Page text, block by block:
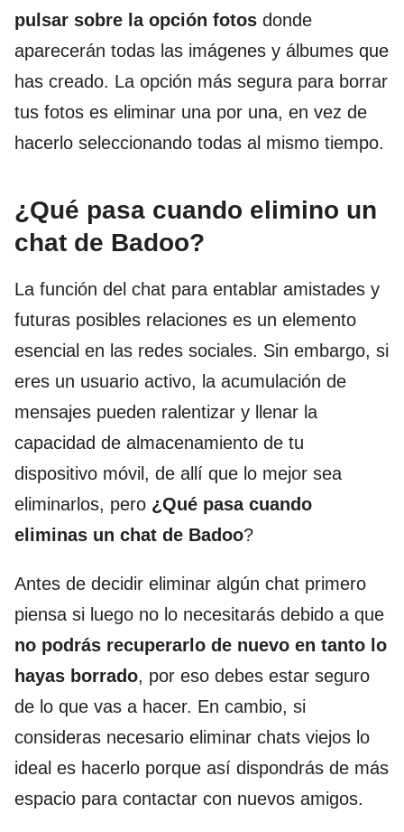
pulsar sobre la opción fotos donde
aparecerán todas las imágenes y álbumes que
has creado. La opción más segura para borrar
tus fotos es eliminar una por una, en vez de
hacerlo seleccionando todas al mismo tiempo.
¿Qué pasa cuando elimino un
chat de Badoo?
La función del chat para entablar amistades y
futuras posibles relaciones es un elemento
esencial en las redes sociales. Sin embargo, si
eres un usuario activo, la acumulación de
mensajes pueden ralentizar y llenar la
capacidad de almacenamiento de tu
dispositivo móvil, de allí que lo mejor sea
eliminarlos, pero ¿Qué pasa cuando
eliminas un chat de Badoo?
Antes de decidir eliminar algún chat primero
piensa si luego no lo necesitarás debido a que
no podrás recuperarlo de nuevo en tanto lo
hayas borrado, por eso debes estar seguro
de lo que vas a hacer. En cambio, si
consideras necesario eliminar chats viejos lo
ideal es hacerlo porque así dispondrás de más
espacio para contactar con nuevos amigos.